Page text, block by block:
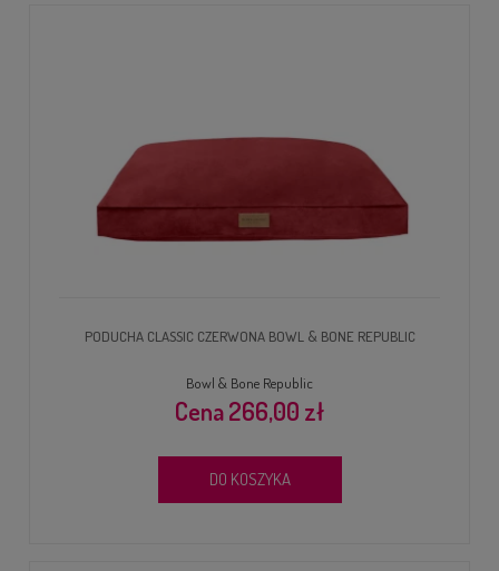
PODUCHA CLASSIC CZERWONA BOWL & BONE REPUBLIC
Bowl & Bone Republic
266,00 zł
DO KOSZYKA